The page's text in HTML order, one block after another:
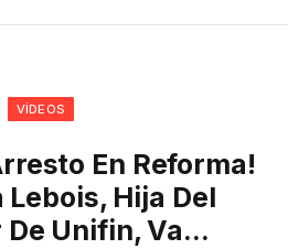
VÍDEOS
En Reforma!
Hija Del
De Unifin, Va…